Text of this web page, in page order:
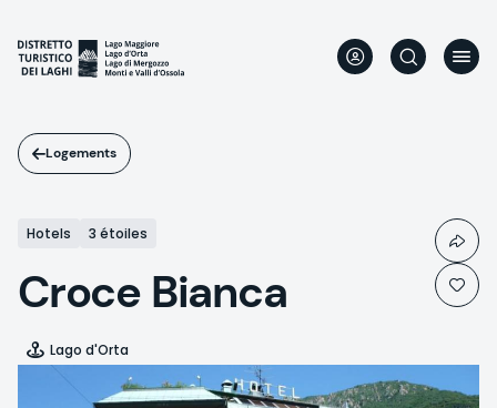
contenu
principal
Logements
Hotels 3 étoiles
Croce Bianca
Lago d'Orta